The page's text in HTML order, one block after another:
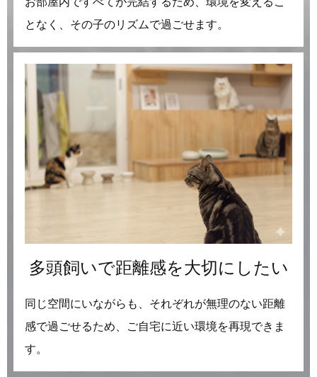
となく、その子のリズムで過ごせます。
多頭飼いで距離感を大切にしたい
同じ空間にいながらも、それぞれが無理のない距離
感で過ごせるため、ご自宅に近い環境を再現できま
す。